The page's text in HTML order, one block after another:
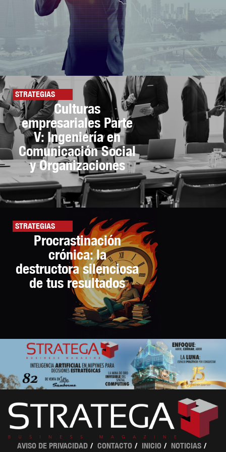
STRATEGIAS
Culturas
empresariales Parte
V: Ingeniería en
Comunicación Social
y Organizaciones
STRATEGIAS
Procrastinación
crónica: la
destructora silenciosa
de tus resultados
AVISO DE PRIVACIDAD CONTACTO INICIO
NOTICIAS